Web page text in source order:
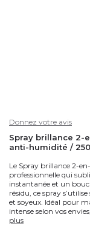
Donnez votre avis
Spray brillance 2-
anti-humidité /
Le Spray brillance 2-
professionnelle qui
instantanée et un
résidu, ce spray
et soyeux. Idéal pour
intense selon vos
plus